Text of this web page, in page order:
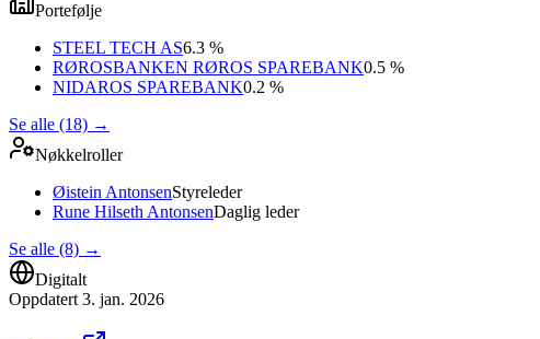
Portefølje
STEEL TECH AS6.3 %
RØROSBANKEN RØROS SPAREBANK0.5 %
NIDAROS SPAREBANK0.2 %
Se alle (18) →
Nøkkelroller
Øistein AntonsenStyreleder
Rune Hilseth AntonsenDaglig leder
Se alle (8) →
Digitalt
Oppdatert 3. jan. 2026